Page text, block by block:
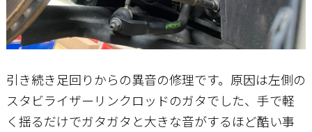
引き続き足回りからの異音の修理です。原因は左側の
スタビライザーリンクロッドのガタでした、手で軽
く揺るだけでガタガタと大きな音がするほど酷い事